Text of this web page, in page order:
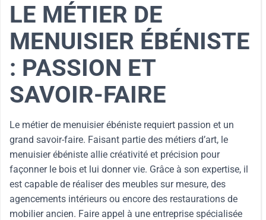
LE MÉTIER DE
MENUISIER ÉBÉNISTE
: PASSION ET
SAVOIR-FAIRE
Le métier de menuisier ébéniste requiert passion et un
grand savoir-faire. Faisant partie des métiers d’art, le
menuisier ébéniste allie créativité et précision pour
façonner le bois et lui donner vie. Grâce à son expertise, il
est capable de réaliser des meubles sur mesure, des
agencements intérieurs ou encore des restaurations de
mobilier ancien. Faire appel à une entreprise spécialisée